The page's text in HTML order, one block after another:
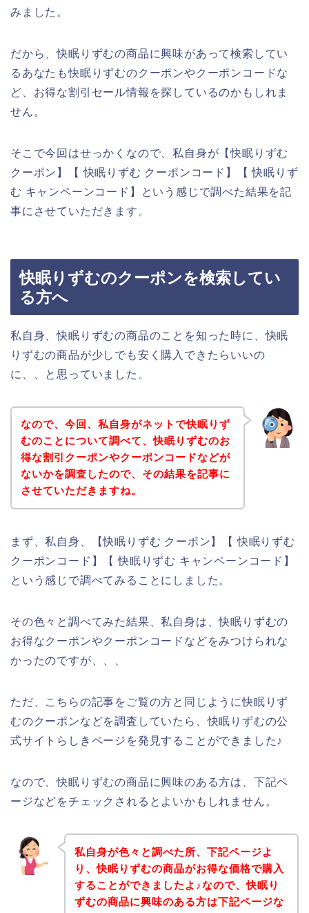
みました。
だから、快眠りずむの商品に興味があって検索してい
るあなたも快眠りずむのクーポンやクーポンコードな
ど、お得な割引セール情報を探しているのかもしれま
せん。
そこで今回はせっかくなので、私自身が【快眠りずむ
クーポン】【 快眠りずむ クーポンコード】【 快眠りず
む キャンペーンコード】という感じで調べた結果を記
事にさせていただきます。
快眠りずむのクーポンを検索してい
る方へ
私自身、快眠りずむの商品のことを知った時に、快眠
りずむの商品が少しでも安く購入できたらいいの
に、、と思っていました。
なので、今回、私自身がネットで快眠りず
むのことについて調べて、快眠りずむのお
得な割引クーポンやクーポンコードなどが
ないかを調査したので、その結果を記事に
させていただきますね。
まず、私自身、【快眠りずむ クーポン】【 快眠りずむ
クーポンコード】【 快眠りずむ キャンペーンコード】
という感じで調べてみることにしました。
その色々と調べてみた結果、私自身は、快眠りずむの
お得なクーポンやクーポンコードなどをみつけられな
かったのですが、、、
ただ、こちらの記事をご覧の方と同じように快眠りず
むのクーポンなどを調査していたら、快眠りずむの公
式サイトらしきページを発見することができました♪
なので、快眠りずむの商品に興味のある方は、下記ペ
ージなどをチェックされるとよいかもしれません。
私自身が色々と調べた所、下記ページよ
り、快眠りずむの商品がお得な価格で購入
することができましたよ♪なので、快眠り
ずむの商品に興味のある方は下記ページな